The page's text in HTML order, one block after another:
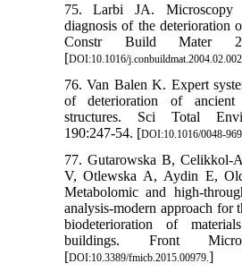
75. Larbi JA. Microscopy
diagnosis of the deterioration
Constr Build Mater
[DOI:10.1016/
76. Van Balen K. Expert
of deterioration of ancient
structures. Sci Total
190:247-54. [DOI:10.1016/0048-
77. Gutarowska B, Celikkol-
V, Otlewska A, Aydin E,
Metabolomic and high-
analysis-modern approach for
biodeterioration of
buildings. Front
[DOI:10.3389/fmicb.2015.00979.]